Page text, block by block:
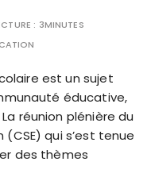
: 3MINUTES
est un sujet
éducative,
réunion plénière du
qui s’est tenue
des thèmes